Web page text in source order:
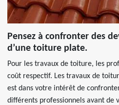
Pensez à confronter des
d’une toiture plate.
Pour les travaux de toiture, les
coût respectif. Les travaux de
est dans votre intérêt de
différents professionnels avant de